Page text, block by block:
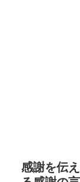
感謝を伝